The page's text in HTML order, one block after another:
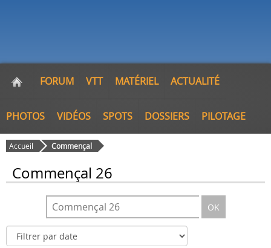
FORUM VTT MATÉRIEL ACTUALITÉ
PHOTOS VIDÉOS SPOTS DOSSIERS PILOTAGE
Accueil Commençal
Commençal 26
OK